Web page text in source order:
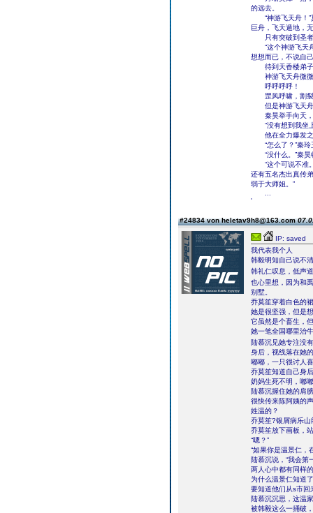
的远去。
“神游飞天舟！”
巨舟，飞天遁地，
只有突破到圣者
“这个神游飞天舟
想想而已，不说自
待到天香楼弟子
神游飞天舟微微
呼呼呼呼！
罡风呼啸，割裂
但是神游飞天舟
秦昊举手向天，
“没有想到我坐上
他在全力爆发之
“怎么了？”秦玲
“没什么。”秦昊
“这个可说不准。
还有五名杰出真传
弱于大师姐。”
'
#24834 von heletav9h8@163.com
IP: saved
我代表我个人
韩毅明知自己说不
韩礼仁叹息，低声
也心里想，因为和
别墅。
乔莫笙穿着白色的
她是很坚强，但是
它虽然是个畜生，
她一笔全国哪里治
陆慕沉见她专注没
身后，视线落在她
嘟嘟，一只很讨人
乔莫笙知道自己身
奶妈生死不明，嘟
陆慕沉握住她的肩
很快传来陈阿姨的
姓温的？
乔莫笙?银屑病乐
乔莫笙放下画板，
“嗯？”
“如果你是温景仁，
陆慕沉说，“我会第
两人心中都有同样
为什么温景仁知道
要知道他们从s市回
陆慕沉沉思，这温
被韩毅这么一捅破